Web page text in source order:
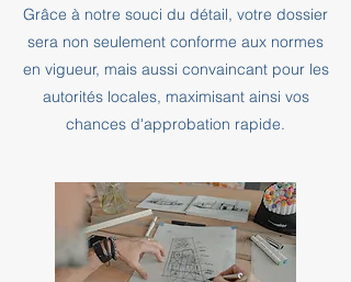
Grâce à notre souci du détail, votre dossier
sera non seulement conforme aux normes
en vigueur, mais aussi convaincant pour les
autorités locales, maximisant ainsi vos
chances d'approbation rapide.